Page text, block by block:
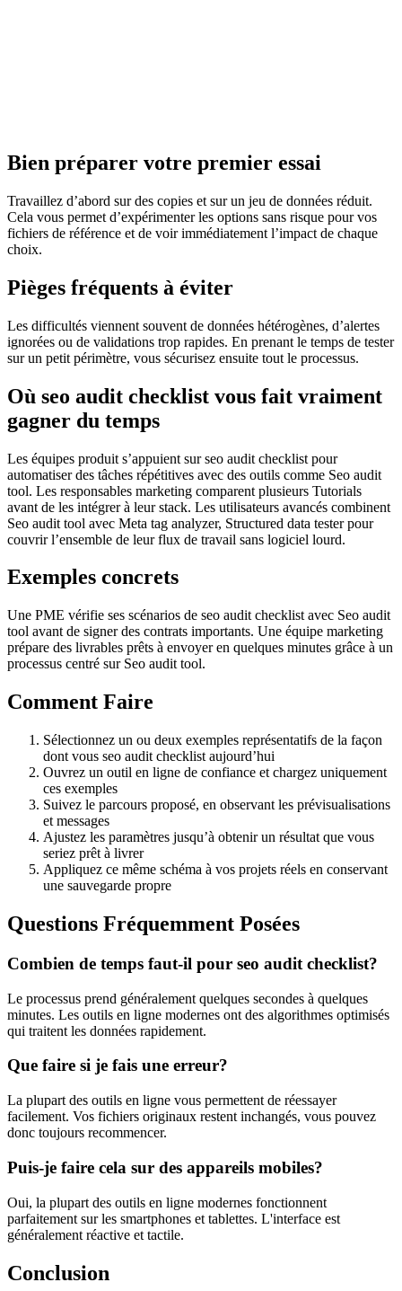
Bien préparer votre premier essai
Travaillez d’abord sur des copies et sur un jeu de données réduit.
Cela vous permet d’expérimenter les options sans risque pour vos
fichiers de référence et de voir immédiatement l’impact de chaque
choix.
Pièges fréquents à éviter
Les difficultés viennent souvent de données hétérogènes, d’alertes
ignorées ou de validations trop rapides. En prenant le temps de tester
sur un petit périmètre, vous sécurisez ensuite tout le processus.
Où seo audit checklist vous fait vraiment
gagner du temps
Les équipes produit s’appuient sur seo audit checklist pour
automatiser des tâches répétitives avec des outils comme Seo audit
tool. Les responsables marketing comparent plusieurs Tutorials
avant de les intégrer à leur stack. Les utilisateurs avancés combinent
Seo audit tool avec Meta tag analyzer, Structured data tester pour
couvrir l’ensemble de leur flux de travail sans logiciel lourd.
Exemples concrets
Une PME vérifie ses scénarios de seo audit checklist avec Seo audit
tool avant de signer des contrats importants. Une équipe marketing
prépare des livrables prêts à envoyer en quelques minutes grâce à un
processus centré sur Seo audit tool.
Comment Faire
Sélectionnez un ou deux exemples représentatifs de la façon
dont vous seo audit checklist aujourd’hui
Ouvrez un outil en ligne de confiance et chargez uniquement
ces exemples
Suivez le parcours proposé, en observant les prévisualisations
et messages
Ajustez les paramètres jusqu’à obtenir un résultat que vous
seriez prêt à livrer
Appliquez ce même schéma à vos projets réels en conservant
une sauvegarde propre
Questions Fréquemment Posées
Combien de temps faut-il pour seo audit checklist?
Le processus prend généralement quelques secondes à quelques
minutes. Les outils en ligne modernes ont des algorithmes optimisés
qui traitent les données rapidement.
Que faire si je fais une erreur?
La plupart des outils en ligne vous permettent de réessayer
facilement. Vos fichiers originaux restent inchangés, vous pouvez
donc toujours recommencer.
Puis-je faire cela sur des appareils mobiles?
Oui, la plupart des outils en ligne modernes fonctionnent
parfaitement sur les smartphones et tablettes. L'interface est
généralement réactive et tactile.
Conclusion